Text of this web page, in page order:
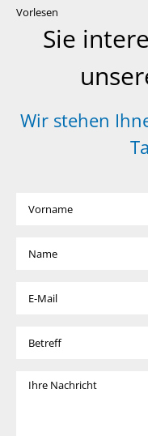
Vorlesen
Sie
Wir stehen